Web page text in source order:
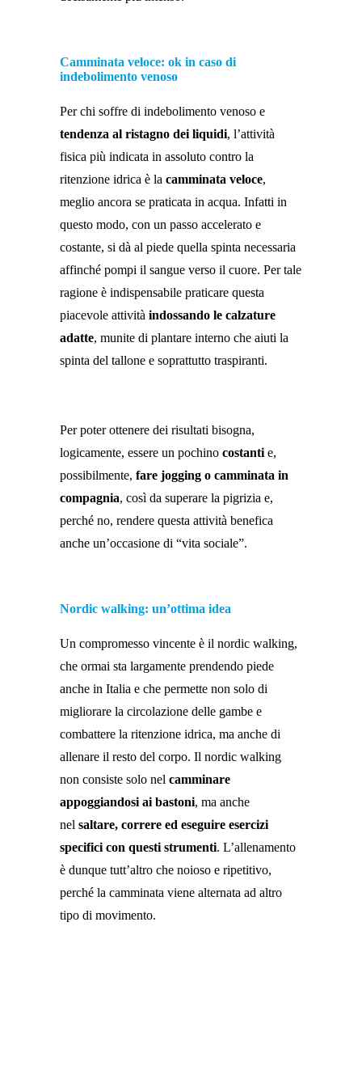
Camminata veloce: ok in caso di
indebolimento venoso
Per chi soffre di indebolimento venoso e
tendenza al ristagno dei liquidi, l’attività
fisica più indicata in assoluto contro la
ritenzione idrica è la camminata veloce,
meglio ancora se praticata in acqua. Infatti in
questo modo, con un passo accelerato e
costante, si dà al piede quella spinta necessaria
affinché pompi il sangue verso il cuore. Per tale
ragione è indispensabile praticare questa
piacevole attività indossando le calzature
adatte, munite di plantare interno che aiuti la
spinta del tallone e soprattutto traspiranti.
Per poter ottenere dei risultati bisogna,
logicamente, essere un pochino costanti e,
possibilmente, fare jogging o camminata in
compagnia, così da superare la pigrizia e,
perché no, rendere questa attività benefica
anche un’occasione di “vita sociale”.
Nordic walking: un’ottima idea
Un compromesso vincente è il nordic walking,
che ormai sta largamente prendendo piede
anche in Italia e che permette non solo di
migliorare la circolazione delle gambe e
combattere la ritenzione idrica, ma anche di
allenare il resto del corpo. Il nordic walking
non consiste solo nel camminare
appoggiandosi ai bastoni, ma anche
nel saltare, correre ed eseguire esercizi
specifici con questi strumenti. L’allenamento
è dunque tutt’altro che noioso e ripetitivo,
perché la camminata viene alternata ad altro
tipo di movimento.